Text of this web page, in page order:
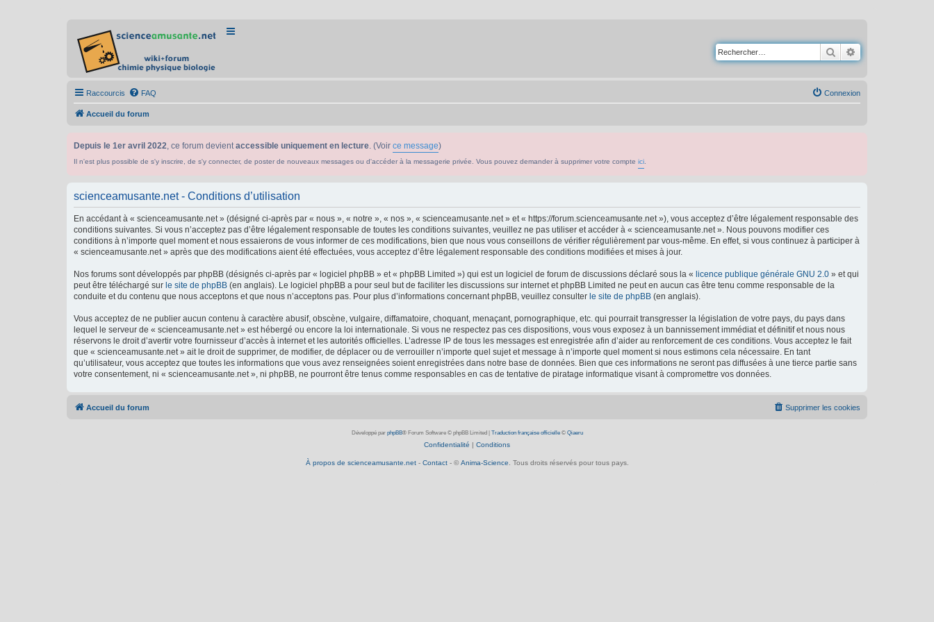
Rechercher
Raccourcis FAQ Connexion
Accueil du forum
Depuis le 1er avril 2022, ce forum devientaccessible uniquement en lecture. (Voir ce message)
Il n'est plus possible de s'y inscrire, de s'y connecter, de poster de nouveaux messages ou d'accéder à la messagerie privée. Vous pouvez demander à supprimer votre compte ici
scienceamusante.net - Conditions d’utilisation
En accédant à « scienceamusante.net » (désigné ci-après par « nous », « notre », « nos », « scienceamusante.net » et « https://forum.scienceamusante.net »), vous acceptez d’être légalement responsable des
conditions suivantes. Si vous n’acceptez pas d’être légalement responsable de toutes les conditions suivantes, veuillez ne pas utiliser et accéder à « scienceamusante.net ». Nous pouvons modifier ces
conditions à n’importe quel moment et nous essaierons de vous informer de ces modifications, bien que nous vous conseillons de vérifier régulièrement par vous-même. En effet, si vous continuez à participer à
« scienceamusante.net » après que des modifications aient été effectuées, vous acceptez d’être légalement responsable des conditions modifiées et mises à jour.
Nos forums sont développés par phpBB (désignés ci-après par « logiciel phpBB » et « phpBB Limited ») qui est un logiciel de forum de discussions déclaré sous la « licence publique générale GNU 2.0 » et qui
peut être téléchargé sur le site de phpBB (en anglais). Le logiciel phpBB a pour seul but de faciliter les discussions sur internet et phpBB Limited ne peut en aucun cas être tenu comme responsable de la
conduite et du contenu que nous acceptons et que nous n’acceptons pas. Pour plus d’informations concernant phpBB, veuillez consulter le site de phpBB (en anglais).
Vous acceptez de ne publier aucun contenu à caractère abusif, obscène, vulgaire, diffamatoire, choquant, menaçant, pornographique, etc. qui pourrait transgresser la législation de votre pays, du pays dans
lequel le serveur de « scienceamusante.net » est hébergé ou encore la loi internationale. Si vous ne respectez pas ces dispositions, vous vous exposez à un bannissement immédiat et définitif et nous nous
réservons le droit d’avertir votre fournisseur d’accès à internet et les autorités officielles. L’adresse IP de tous les messages est enregistrée afin d’aider au renforcement de ces conditions. Vous acceptez le fait
que « scienceamusante.net » ait le droit de supprimer, de modifier, de déplacer ou de verrouiller n’importe quel sujet et message à n’importe quel moment si nous estimons cela nécessaire. En tant
qu’utilisateur, vous acceptez que toutes les informations que vous avez renseignées soient enregistrées dans notre base de données. Bien que ces informations ne seront pas diffusées à une tierce partie sans
votre consentement, ni « scienceamusante.net », ni phpBB, ne pourront être tenus comme responsables en cas de tentative de piratage informatique visant à compromettre vos données.
Accueil du forum Supprimer les cookies
Développé par phpBB® Forum Software © phpBB Limited Traduction française officielle© Qiaeru
Confidentialité | Conditions
À propos de scienceamusante.net- Contact- © Anima-Science . Tous droits réservés pour tous pays.